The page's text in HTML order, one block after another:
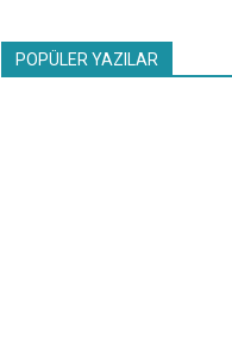
POPÜLER YAZILAR